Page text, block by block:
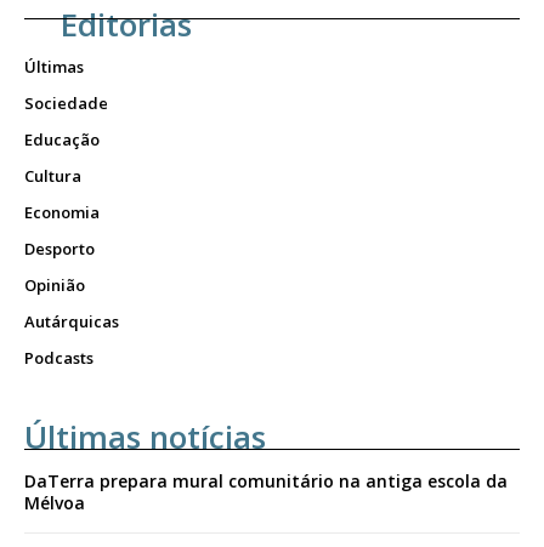
Editorias
Últimas
Sociedade
Educação
Cultura
Economia
Desporto
Opinião
Autárquicas
Podcasts
Últimas notícias
DaTerra prepara mural comunitário na antiga escola da
Mélvoa